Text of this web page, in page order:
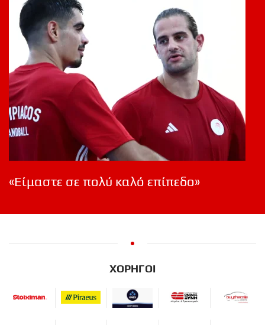
«Είμαστε σε πολύ καλό επίπεδο»
ΧΟΡΗΓΟΙ